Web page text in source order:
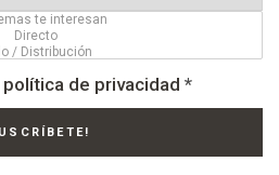
política de privacidad *